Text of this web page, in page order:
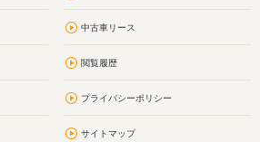
中古車リース
閲覧履歴
プライバシーポリシー
サイトマップ